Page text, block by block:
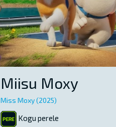
Miisu Moxy
Miss Moxy (2025)
Kogu perele